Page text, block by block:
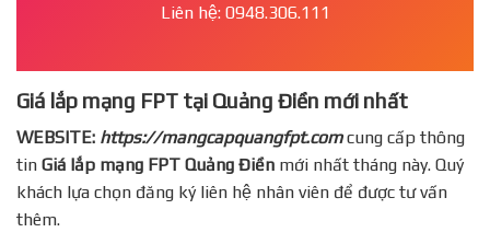
Liên hệ: 0948.306.111
Giá lắp mạng FPT tại Quảng Điền mới nhất
WEBSITE: https://mangcapquangfpt.comcung cấp thông
tin Giá lắp mạng FPT Quảng Điền mới nhất tháng này. Quý
khách lựa chọn đăng ký liên hệ nhân viên để được tư vấn
thêm.